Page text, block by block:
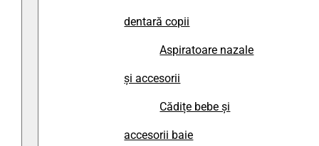
dentară copii
Aspiratoare nazale
și accesorii
Cădițe bebe și
accesorii baie